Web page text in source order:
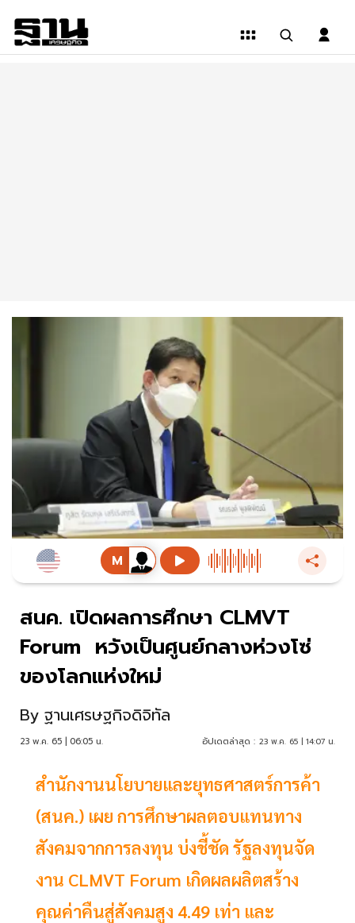
สนค. เปิดผลการศึกษา CLMVT
Forum หวังเป็นศูนย์กลางห่วงโซ่
ของโลกแห่งใหม่
By ฐานเศรษฐกิจดิจิทัล
23 พ.ค. 65 | 06:05 น. อัปเดตล่าสุด : 23 พ.ค. 65 | 14:07 น.
สำนักงานนโยบายและยุทธศาสตร์การค้า
(สนค.) เผย การศึกษาผลตอบแทนทาง
สังคมจากการลงทุน บ่งชี้ชัด รัฐลงทุนจัด
งาน CLMVT Forum เกิดผลผลิตสร้าง
คุณค่าคืนสู่สังคมสูง 4.49 เท่า และ